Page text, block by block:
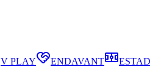
V PLAY ENDAVANT